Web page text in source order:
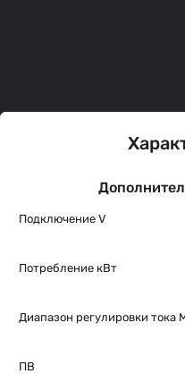
Подключение V
Потребление кВт
Диапазон регулировки тока
ПВ